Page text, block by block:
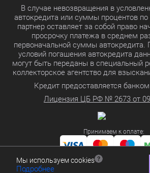
В случае невозвращения в
автокредита или суммы процентов по
партнер оставляет за собой право
просрочку платежа в среднем
первоначальной суммы автокредита.
условий погашения автокредита
могут быть переданы в специальный
коллекторское агентство для
Кредит предоставляется
Лицензия ЦБ РФ № 2673 от
Принимаем к оплате:
Политика в отношении обработки
Мы используем cookies
Подробнее